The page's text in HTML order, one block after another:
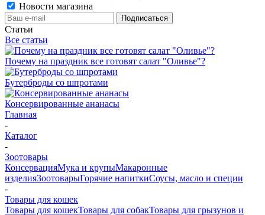
Новости магазина
Статьи
Все статьи
Почему на праздник все готовят салат "Оливье"?
Бутерброды со шпротами
Консервированные ананасы
Главная
-
Каталог
-
Зоотовары
КонсервацияМука и крупыМакаронные
изделияЗоотоварыГорячие напиткиСоусы, масло и специи
-
Товары для кошек
Товары для кошекТовары для собакТовары для грызунов и